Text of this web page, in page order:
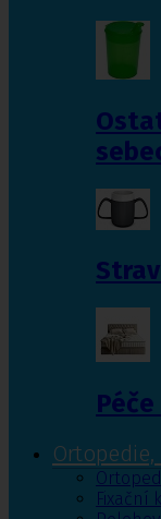
Fixační